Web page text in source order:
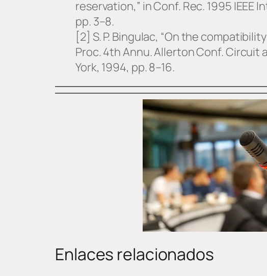
reservation,” in Conf. Rec. 1995 IEEE
pp. 3–8.
[2] S. P. Bingulac, “On the
Proc. 4th Annu. Allerton Conf. Circuit
York, 1994, pp. 8–16.
Enlaces relacionados